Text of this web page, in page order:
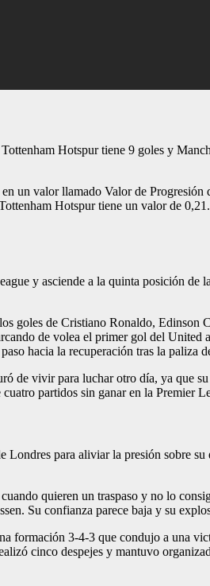
Hotspur tiene 9 goles y
un valor llamado Valor de Progresión
Hotspur tiene un valor de
y asciende a la quinta posición de
goles de Cristiano Ronaldo,
de volea el primer gol del United
hacia la recuperación tras la paliza
de vivir para luchar otro día, ya que
partidos sin ganar en la Premier
para aliviar la presión sobre
quieren un traspaso y no lo
Su confianza parece baja y su
formación 3-4-3 que condujo a una
cinco despejes y mantuvo